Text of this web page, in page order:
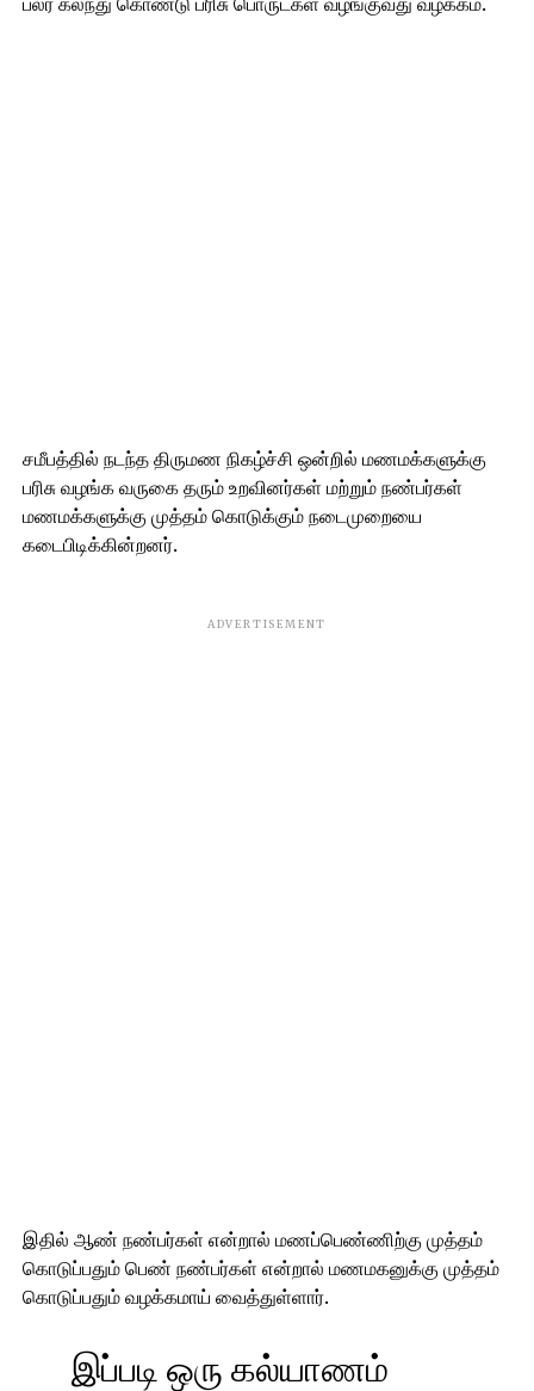
சமீபத்தில் நடந்த திருமண நிகழ்ச்சி ஒன்றில் மணமக்களுக்கு
பரிசு வழங்க வருகை தரும் உறவினர்கள் மற்றும் நண்பர்கள்
மணமக்களுக்கு முத்தம் கொடுக்கும் நடைமுறையை
கடைபிடிக்கின்றனர்.
ADVERTISEMENT
இதில் ஆண் நண்பர்கள் என்றால் மணப்பெண்ணிற்கு முத்தம்
கொடுப்பதும் பெண் நண்பர்கள் என்றால் மணமகனுக்கு முத்தம்
கொடுப்பதும் வழக்கமாய் வைத்துள்ளார்.
இப்படி ஒரு கல்யாணம்